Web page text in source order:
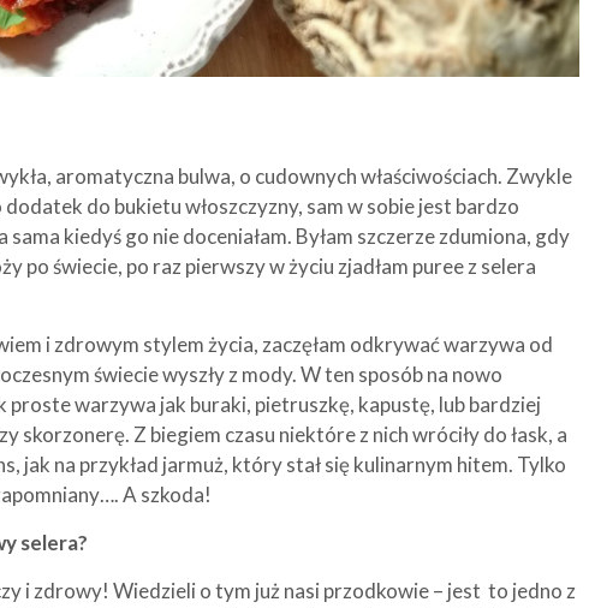
aromatyczna bulwa, o cudownych właściwościach. Zwykle
do bukietu włoszczyzny, sam w sobie jest bardzo
kiedyś go nie doceniałam. Byłam szczerze zdumiona, gdy
po świecie, po raz pierwszy w życiu zjadłam puree z selera
i zdrowym stylem życia, zaczęłam odkrywać warzywa od
świecie wyszły z mody. W ten sposób na nowo
proste warzywa jak buraki, pietruszkę, kapustę, lub bardziej
skorzonerę. Z biegiem czasu niektóre z nich wróciły do łask, a
jak na przykład jarmuż, który stał się kulinarnym hitem. Tylko
A szkoda!
selera?
i zdrowy! Wiedzieli o tym już nasi przodkowie – jest to jedno z